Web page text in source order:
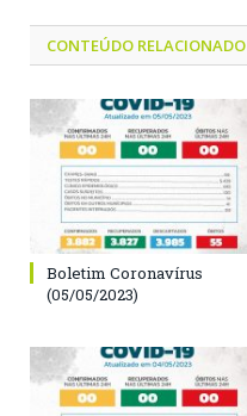
CONTEÚDO RELACIONADO
Boletim Coronavírus
(05/05/2023)